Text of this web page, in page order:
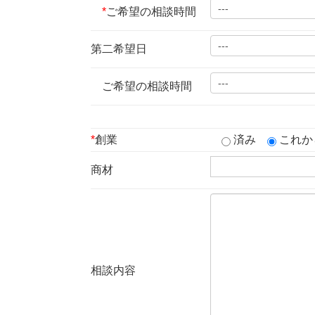
*ご希望の相談時間
第二希望日
ご希望の相談時間
*創業 済み これ
商材
相談内容